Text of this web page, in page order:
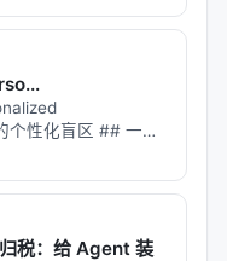
力路径注入"——把
意力通路上，而不
步减少了不必要的
实时正交化多个方向
…
个性化盲区 ## 一个
荐一部科幻电影"。
部科…
税：给 Agent 装